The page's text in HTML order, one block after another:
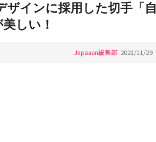
ザインに採用した切手「自
しい！
Japaaan編集部 2021/11/29